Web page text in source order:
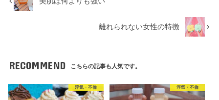
離れられない女性の特徴
RECOMMEND こちらの記事も人気です。
浮気・不倫 浮気・不倫